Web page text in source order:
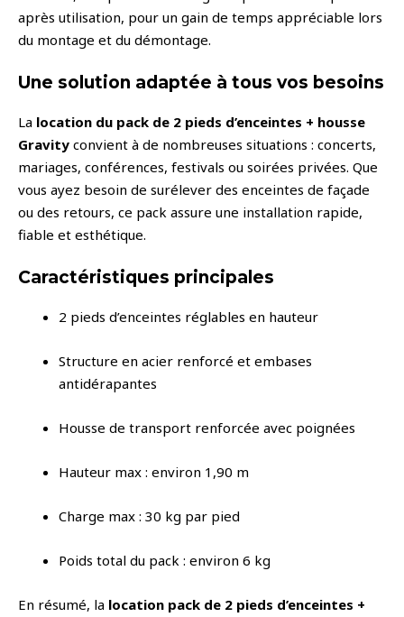
après utilisation, pour un gain de temps appréciable lors
du montage et du démontage.
Une solution adaptée à tous vos besoins
La location du pack de 2 pieds d’enceintes + housse
Gravity convient à de nombreuses situations : concerts,
mariages, conférences, festivals ou soirées privées. Que
vous ayez besoin de surélever des enceintes de façade
ou des retours, ce pack assure une installation rapide,
fiable et esthétique.
Caractéristiques principales
2 pieds d’enceintes réglables en hauteur
Structure en acier renforcé et embases
antidérapantes
Housse de transport renforcée avec poignées
Hauteur max : environ 1,90 m
Charge max : 30 kg par pied
Poids total du pack : environ 6 kg
En résumé, la location pack de 2 pieds d’enceintes +